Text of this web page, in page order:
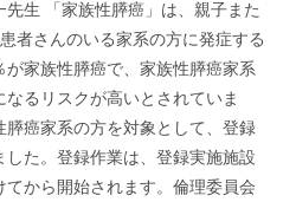
生 「家族性膵癌」は、親子また
者さんのいる家系の方に発症する
家族性膵癌で、家族性膵癌家系
るリスクが高いとされていま
癌家系の方を対象として、登録
た。登録作業は、登録実施施設
から開始されます。倫理委員会